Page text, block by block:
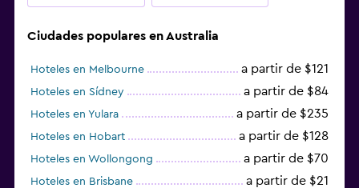
Ciudades populares en Australia
Hoteles en Melbourne a partir de $121
Hoteles en Sídney a partir de $84
Hoteles en Yulara a partir de $235
Hoteles en Hobart a partir de $128
Hoteles en Wollongong a partir de $70
Hoteles en Brisbane a partir de $21